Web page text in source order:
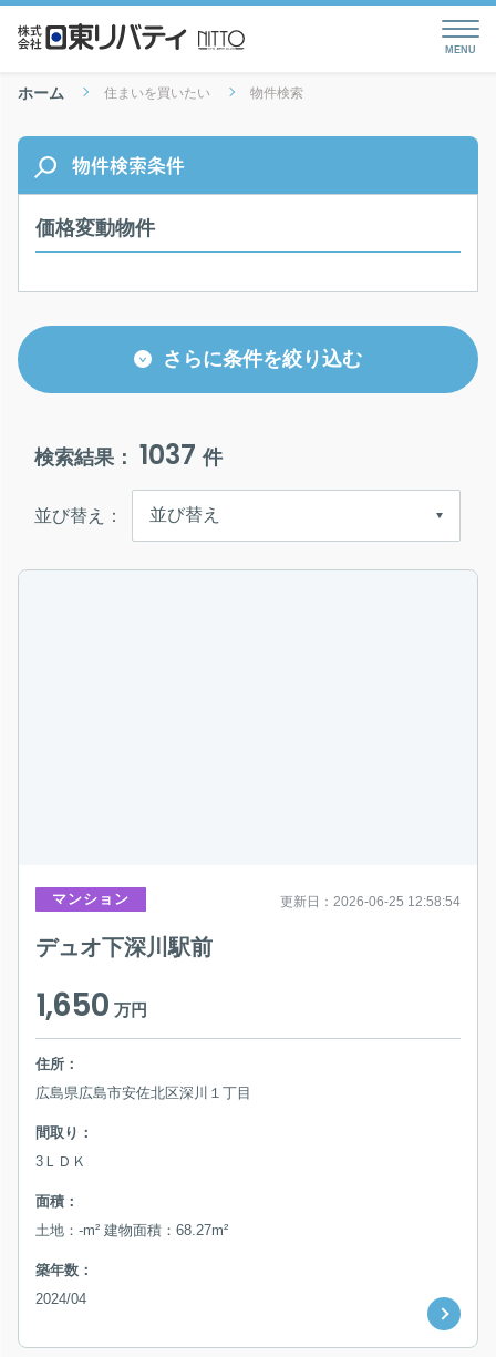
ホーム 住まいを買いたい 物件検索
物件検索条件
価格変動物件
さらに条件を絞り込む
検索結果： 1037 件
並び替え：
マンション 更新日：2026-06-25 12:58:54
デュオ下深川駅前
1,650万円
住所：
広島県広島市安佐北区深川１丁目
間取り：
3ＬＤＫ
面積：
土地：-m² 建物面積：68.27m²
築年数：
2024/04